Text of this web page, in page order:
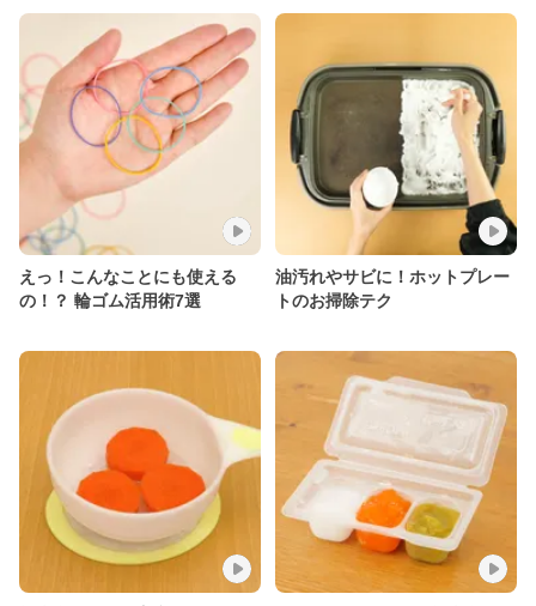
えっ！こんなことにも使える
の！？ 輪ゴム活用術7選
油汚れやサビに！ホットプレー
トのお掃除テク